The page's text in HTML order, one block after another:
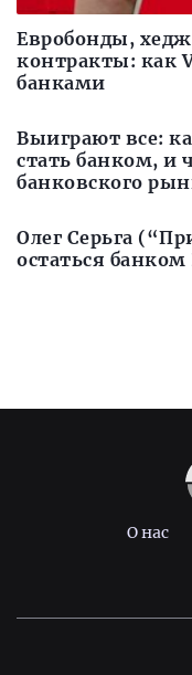
Евробонды,
контракты: как
банками
Выиграют все:
стать банком, и
банковского
Олег Серьга
остаться
О нас